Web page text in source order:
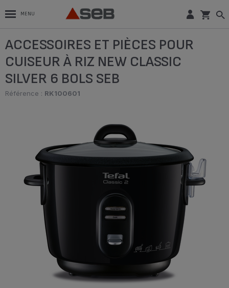
MENU
ACCESSOIRES ET PIÈCES POUR
CUISEUR À RIZ NEW CLASSIC
SILVER 6 BOLS SEB
Référence : RK100601